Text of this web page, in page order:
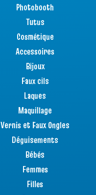
Photobooth
Tutus
Cosmétique
Accessoires
Bijoux
Faux cils
Laques
Maquillage
Vernis et Faux Ongles
Déguisements
Bébés
Femmes
Filles